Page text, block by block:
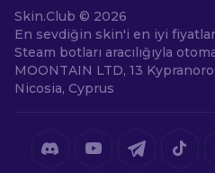
Skin.Club © 2026
En sevdiğin skin'i en iyi
Steam botları aracılığıyla
MOONTAIN LTD, 13
Nicosia, Cyprus